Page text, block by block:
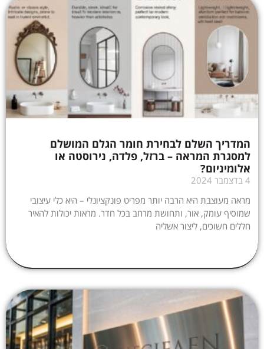
המדריך השלם לבחירת חומר הגלם המושלם
למסגרת המראה – ברזל, פלדה, נירוסטה או
אלומיניום?
4 בדצמבר 2024
מראה מעוצבת היא הרבה יותר מפריט פונקציונלי – היא כלי עיצובי
שמוסיף עומק, אור, ותחושת מרחב בכל חדר. מראות יכולות להאיר
חללים חשוכים, ליצור אשליה